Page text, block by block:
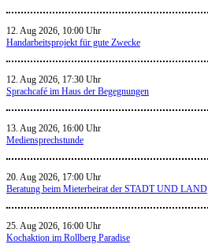
12. Aug 2026, 10:00 Uhr
Handarbeitsprojekt für gute Zwecke
12. Aug 2026, 17:30 Uhr
Sprachcafé im Haus der Begegnungen
13. Aug 2026, 16:00 Uhr
Mediensprechstunde
20. Aug 2026, 17:00 Uhr
Beratung beim Mieterbeirat der STADT UND LAND
25. Aug 2026, 16:00 Uhr
Kochaktion im Rollberg Paradise